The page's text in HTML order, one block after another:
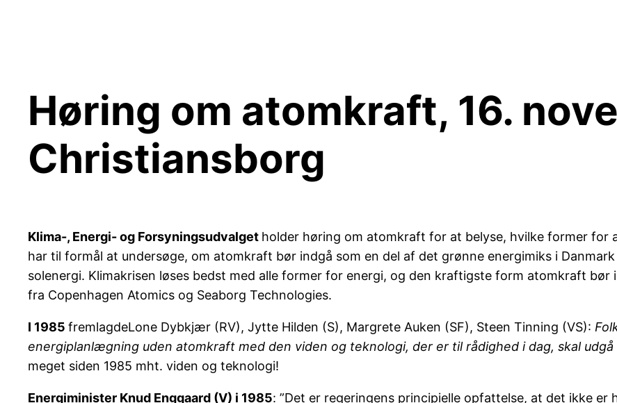
Høring om atomkraft, 16.
Christiansborg
Klima-, Energi- og Forsyningsudvalget holder høring om atomkraft for at belyse, hvilke former
har til formål at undersøge, om atomkraft bør indgå som en del af det grønne energimiks i
solenergi. Klimakrisen løses bedst med alle former for energi, og den kraftigste form atomkraft
fra Copenhagen Atomics og Seaborg Technologies.
I 1985 fremlagdeLone Dybkjær (RV), Jytte Hilden (S), Margrete Auken (SF), Steen Tinning (VS):
energiplanlægning uden atomkraft med den viden og teknologi, der er til rådighed i dag, skal
meget siden 1985 mht. viden og teknologi!
Energiminister Knud Enggaard (V) i 1985: ”Det er regeringens principielle opfattelse, at det ikke